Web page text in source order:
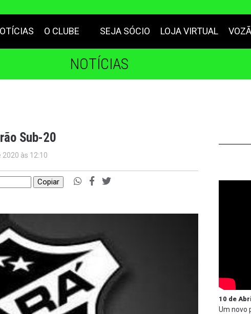
O CLUBE SEJA SÓCIO LOJA VIRTUAL
NOTÍCIAS
Sub-20
às 12:10
Copiar
10 de
Um novo